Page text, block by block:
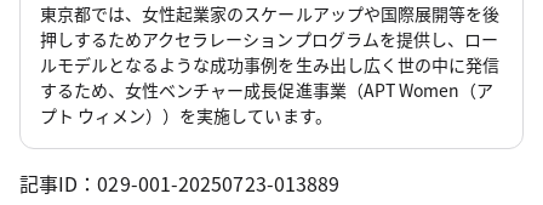
東京都では、女性起業家のスケールアップや国際展開等を後
押しするためアクセラレーションプログラムを提供し、ロー
ルモデルとなるような成功事例を生み出し広く世の中に発信
するため、女性ベンチャー成長促進事業（APT Women（ア
プト ウィメン））を実施しています。
記事ID：029-001-20250723-013889